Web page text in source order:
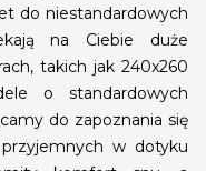
do niestandardowych
na Ciebie duże
takich jak 240x260
o standardowych
do zapoznania się
w dotyku